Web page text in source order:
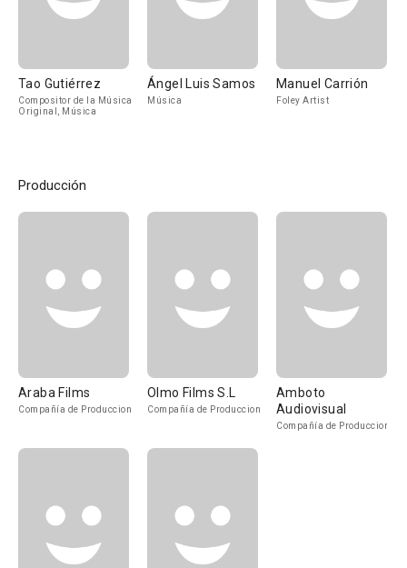
Tao Gutiérrez
Compositor de la Música
Original, Música
Ángel Luis Samos
Música
Manuel Carrión
Foley Artist
Producción
Araba Films
Compañía de Produccion
Olmo Films S.L
Compañía de Produccion
Amboto
Audiovisual
Compañía de Produccion